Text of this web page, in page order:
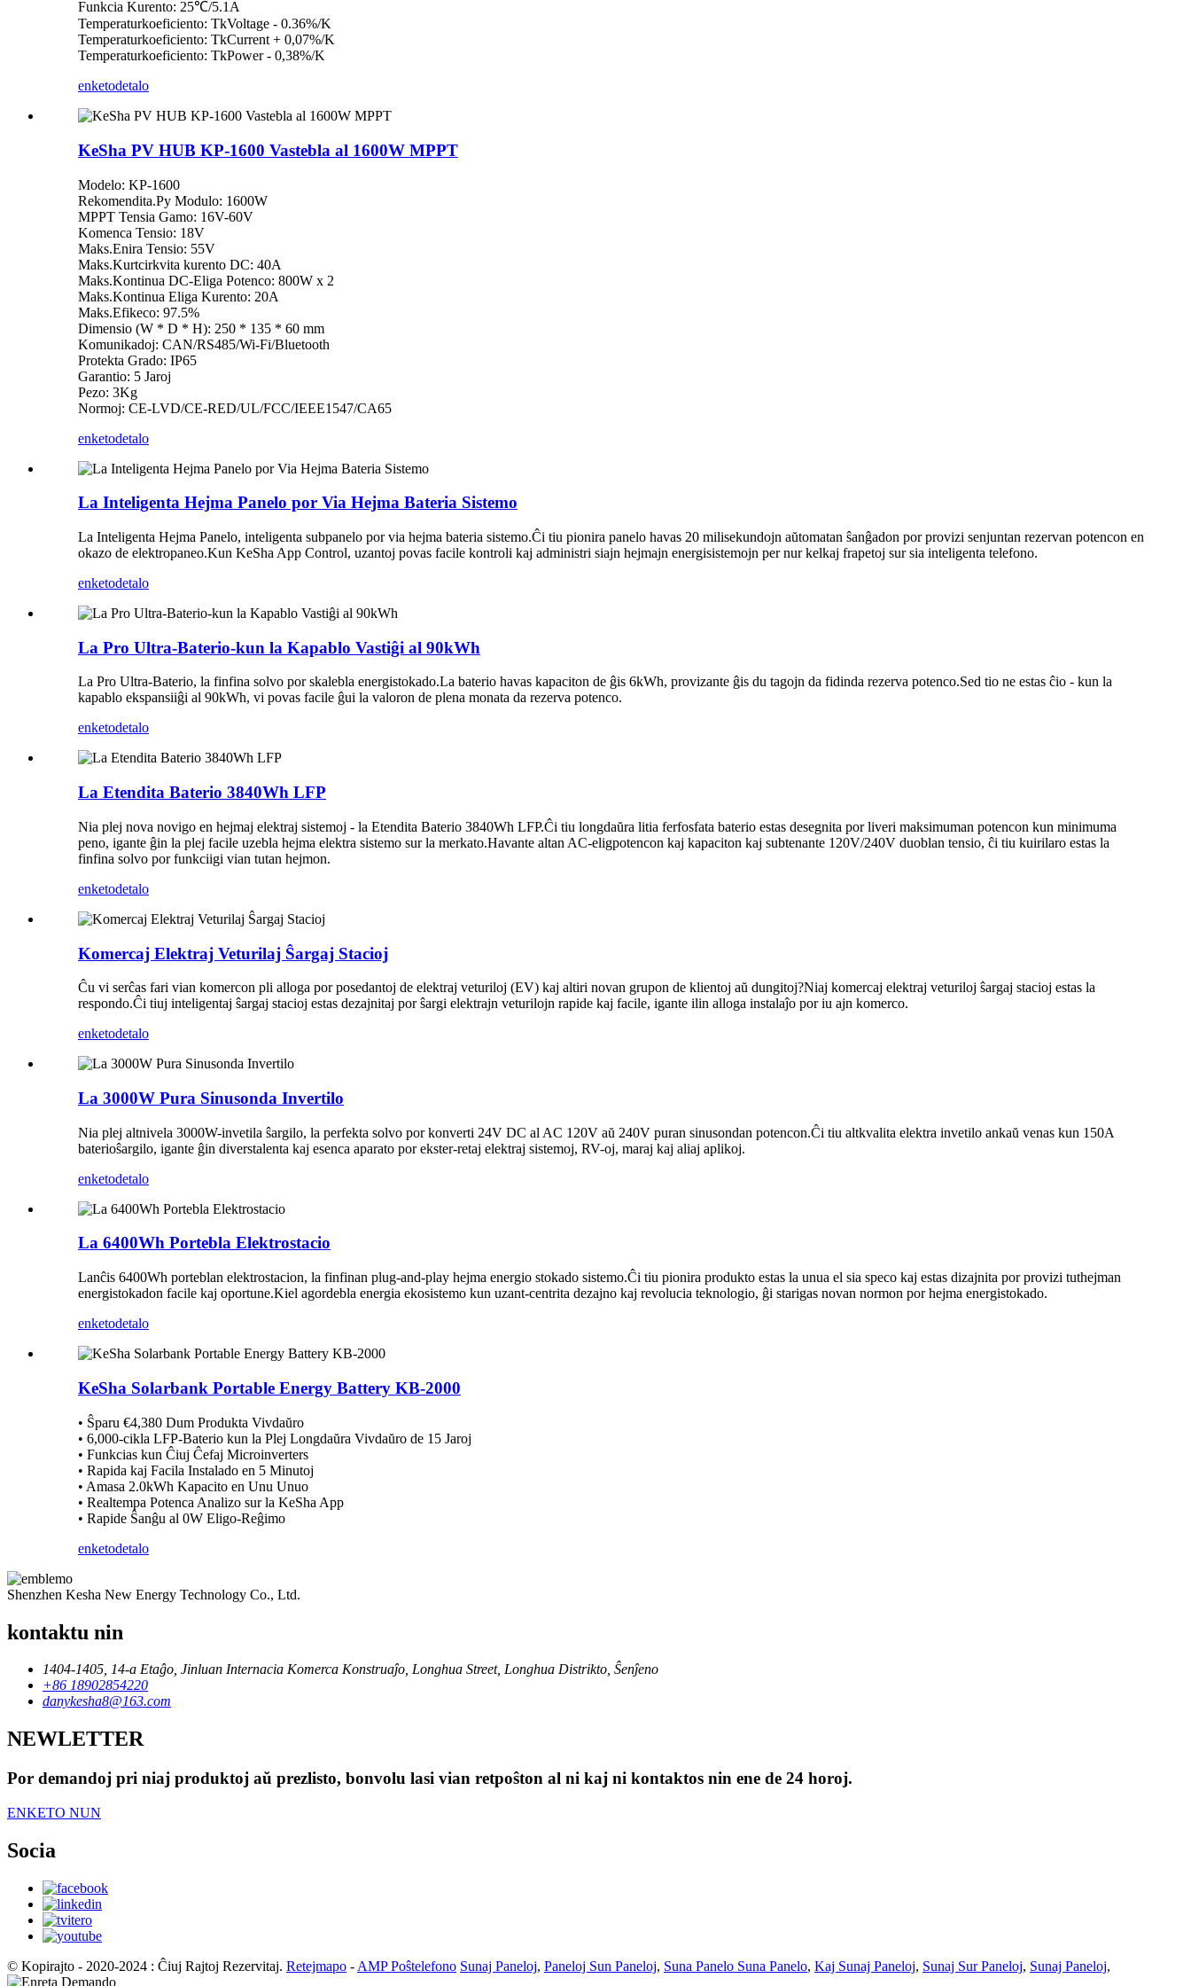
Funkcia Kurento: 25℃/5.1A
Temperaturkoeficiento: TkVoltage - 0.36%/K
Temperaturkoeficiento: TkCurrent + 0,07%/K
Temperaturkoeficiento: TkPower - 0,38%/K
enketodetalo
KeSha PV HUB KP-1600 Vastebla al 1600W MPPT
Modelo: KP-1600
Rekomendita.Py Modulo: 1600W
MPPT Tensia Gamo: 16V-60V
Komenca Tensio: 18V
Maks.Enira Tensio: 55V
Maks.Kurtcirkvita kurento DC: 40A
Maks.Kontinua DC-Eliga Potenco: 800W x 2
Maks.Kontinua Eliga Kurento: 20A
Maks.Efikeco: 97.5%
Dimensio (W * D * H): 250 * 135 * 60 mm
Komunikadoj: CAN/RS485/Wi-Fi/Bluetooth
Protekta Grado: IP65
Garantio: 5 Jaroj
Pezo: 3Kg
Normoj: CE-LVD/CE-RED/UL/FCC/IEEE1547/CA65
enketodetalo
La Inteligenta Hejma Panelo por Via Hejma Bateria Sistemo
La Inteligenta Hejma Panelo, inteligenta subpanelo por via hejma bateria sistemo.Ĉi tiu pionira panelo havas 20 milisekundojn aŭtomatan ŝanĝadon por provizi senjuntan rezervan potencon en
okazo de elektropaneo.Kun KeSha App Control, uzantoj povas facile kontroli kaj administri siajn hejmajn energisistemojn per nur kelkaj frapetoj sur sia inteligenta telefono.
enketodetalo
La Pro Ultra-Baterio-kun la Kapablo Vastiĝi al 90kWh
La Pro Ultra-Baterio, la finfina solvo por skalebla energistokado.La baterio havas kapaciton de ĝis 6kWh, provizante ĝis du tagojn da fidinda rezerva potenco.Sed tio ne estas ĉio - kun la
kapablo ekspansiiĝi ​​al 90kWh, vi povas facile ĝui la valoron de plena monata da rezerva potenco.
enketodetalo
La Etendita Baterio 3840Wh LFP
Nia plej nova novigo en hejmaj elektraj sistemoj - la Etendita Baterio 3840Wh LFP.Ĉi tiu longdaŭra litia ferfosfata baterio estas desegnita por liveri maksimuman potencon kun minimuma
peno, igante ĝin la plej facile uzebla hejma elektra sistemo sur la merkato.Havante altan AC-eligpotencon kaj kapaciton kaj subtenante 120V/240V duoblan tensio, ĉi tiu kuirilaro estas la
finfina solvo por funkciigi vian tutan hejmon.
enketodetalo
Komercaj Elektraj Veturilaj Ŝargaj Stacioj
Ĉu vi serĉas fari vian komercon pli alloga por posedantoj de elektraj veturiloj (EV) kaj altiri novan grupon de klientoj aŭ dungitoj?Niaj komercaj elektraj veturiloj ŝargaj stacioj estas la
respondo.Ĉi tiuj inteligentaj ŝargaj stacioj estas dezajnitaj por ŝargi elektrajn veturilojn rapide kaj facile, igante ilin alloga instalaĵo por iu ajn komerco.
enketodetalo
La 3000W Pura Sinusonda Invertilo
Nia plej altnivela 3000W-invetila ŝargilo, la perfekta solvo por konverti 24V DC al AC 120V aŭ 240V puran sinusondan potencon.Ĉi tiu altkvalita elektra invetilo ankaŭ venas kun 150A
baterioŝargilo, igante ĝin diverstalenta kaj esenca aparato por ekster-retaj elektraj sistemoj, RV-oj, maraj kaj aliaj aplikoj.
enketodetalo
La 6400Wh Portebla Elektrostacio
Lanĉis 6400Wh porteblan elektrostacion, la finfinan plug-and-play hejma energio stokado sistemo.Ĉi tiu pionira produkto estas la unua el sia speco kaj estas dizajnita por provizi tuthejman
energistokadon facile kaj oportune.Kiel agordebla energia ekosistemo kun uzant-centrita dezajno kaj revolucia teknologio, ĝi starigas novan normon por hejma energistokado.
enketodetalo
KeSha Solarbank Portable Energy Battery KB-2000
• Ŝparu €4,380 Dum Produkta Vivdaŭro
• 6,000-cikla LFP-Baterio kun la Plej Longdaŭra Vivdaŭro de 15 Jaroj
• Funkcias kun Ĉiuj Ĉefaj Microinverters
• Rapida kaj Facila Instalado en 5 Minutoj
• Amasa 2.0kWh Kapacito en Unu Unuo
• Realtempa Potenca Analizo sur la KeSha App
• Rapide Ŝanĝu al 0W Eligo-Reĝimo
enketodetalo
Shenzhen Kesha New Energy Technology Co., Ltd.
kontaktu nin
1404-1405, 14-a Etaĝo, Jinluan Internacia Komerca Konstruaĵo, Longhua Street, Longhua Distrikto, Ŝenĵeno
+86 18902854220
danykesha8@163.com
NEWLETTER
Por demandoj pri niaj produktoj aŭ prezlisto, bonvolu lasi vian retpoŝton al ni kaj ni kontaktos nin ene de 24 horoj.
ENKETO NUN
Socia
© Kopirajto - 2020-2024 : Ĉiuj Rajtoj Rezervitaj. Retejmapo - AMP Poŝtelefono Sunaj Paneloj, Paneloj Sun Paneloj, Suna Panelo Suna Panelo, Kaj Sunaj Paneloj, Sunaj Sur Paneloj, Sunaj Paneloj,